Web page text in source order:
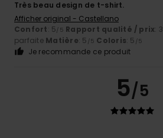
Très beau design de t-shirt.
Afficher original - Castellano
Confort: 5/5 Rapport qualité / prix: 3
parfaite Matière: 5 /5 Coloris: 5 /5
Je recommande ce produit
5/5